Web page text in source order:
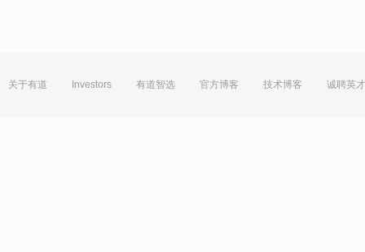
关于有道 Investors 有道智选 官方博客 技术博客 诚聘英才